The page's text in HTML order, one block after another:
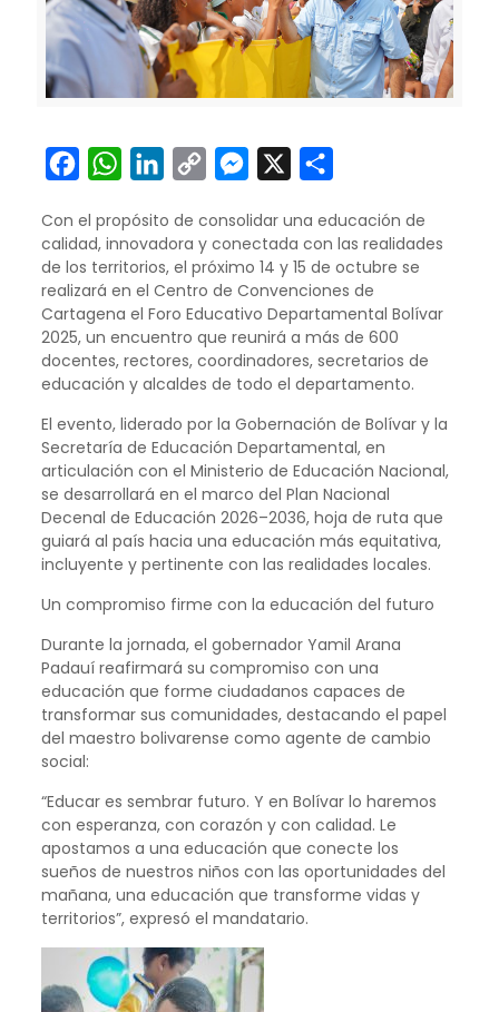
FacebookWhatsAppLinkedIn
Copy
Messenger
Con el propósito de consolidar una educación de
calidad, innovadora y conectada con las realidades
de los territorios, el próximo 14 y 15 de octubre se
realizará en el Centro de Convenciones de
Cartagena el Foro Educativo Departamental Bolívar
2025, un encuentro que reunirá a más de 600
docentes, rectores, coordinadores, secretarios de
educación y alcaldes de todo el departamento.
El evento, liderado por la Gobernación de Bolívar y la
Secretaría de Educación Departamental, en
articulación con el Ministerio de Educación Nacional,
se desarrollará en el marco del Plan Nacional
Decenal de Educación 2026–2036, hoja de ruta que
guiará al país hacia una educación más equitativa,
incluyente y pertinente con las realidades locales.
Un compromiso firme con la educación del futuro
Durante la jornada, el gobernador Yamil Arana
Padauí reafirmará su compromiso con una
educación que forme ciudadanos capaces de
transformar sus comunidades, destacando el papel
del maestro bolivarense como agente de cambio
social:
“Educar es sembrar futuro. Y en Bolívar lo haremos
con esperanza, con corazón y con calidad. Le
apostamos a una educación que conecte los
sueños de nuestros niños con las oportunidades del
mañana, una educación que transforme vidas y
territorios”, expresó el mandatario.